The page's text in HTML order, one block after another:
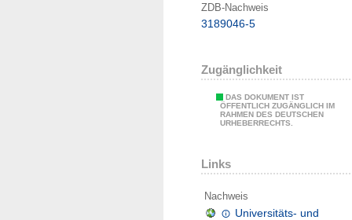
ZDB-Nachweis
3189046-5
Zugänglichkeit
DAS DOKUMENT IST
ÖFFENTLICH ZUGÄNGLICH IM
RAHMEN DES DEUTSCHEN
URHEBERRECHTS.
Links
Nachweis
Universitäts- und